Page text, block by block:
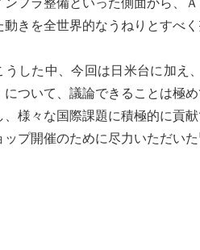
動きを全世界的なうねりとすべく
した中、今回は日米台に加え
について、議論できることは極
、様々な国際課題に積極的に貢
ップ開催のために尽力いただい